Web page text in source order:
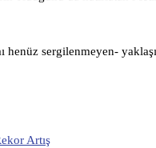
sergilenmeyen-
Artış